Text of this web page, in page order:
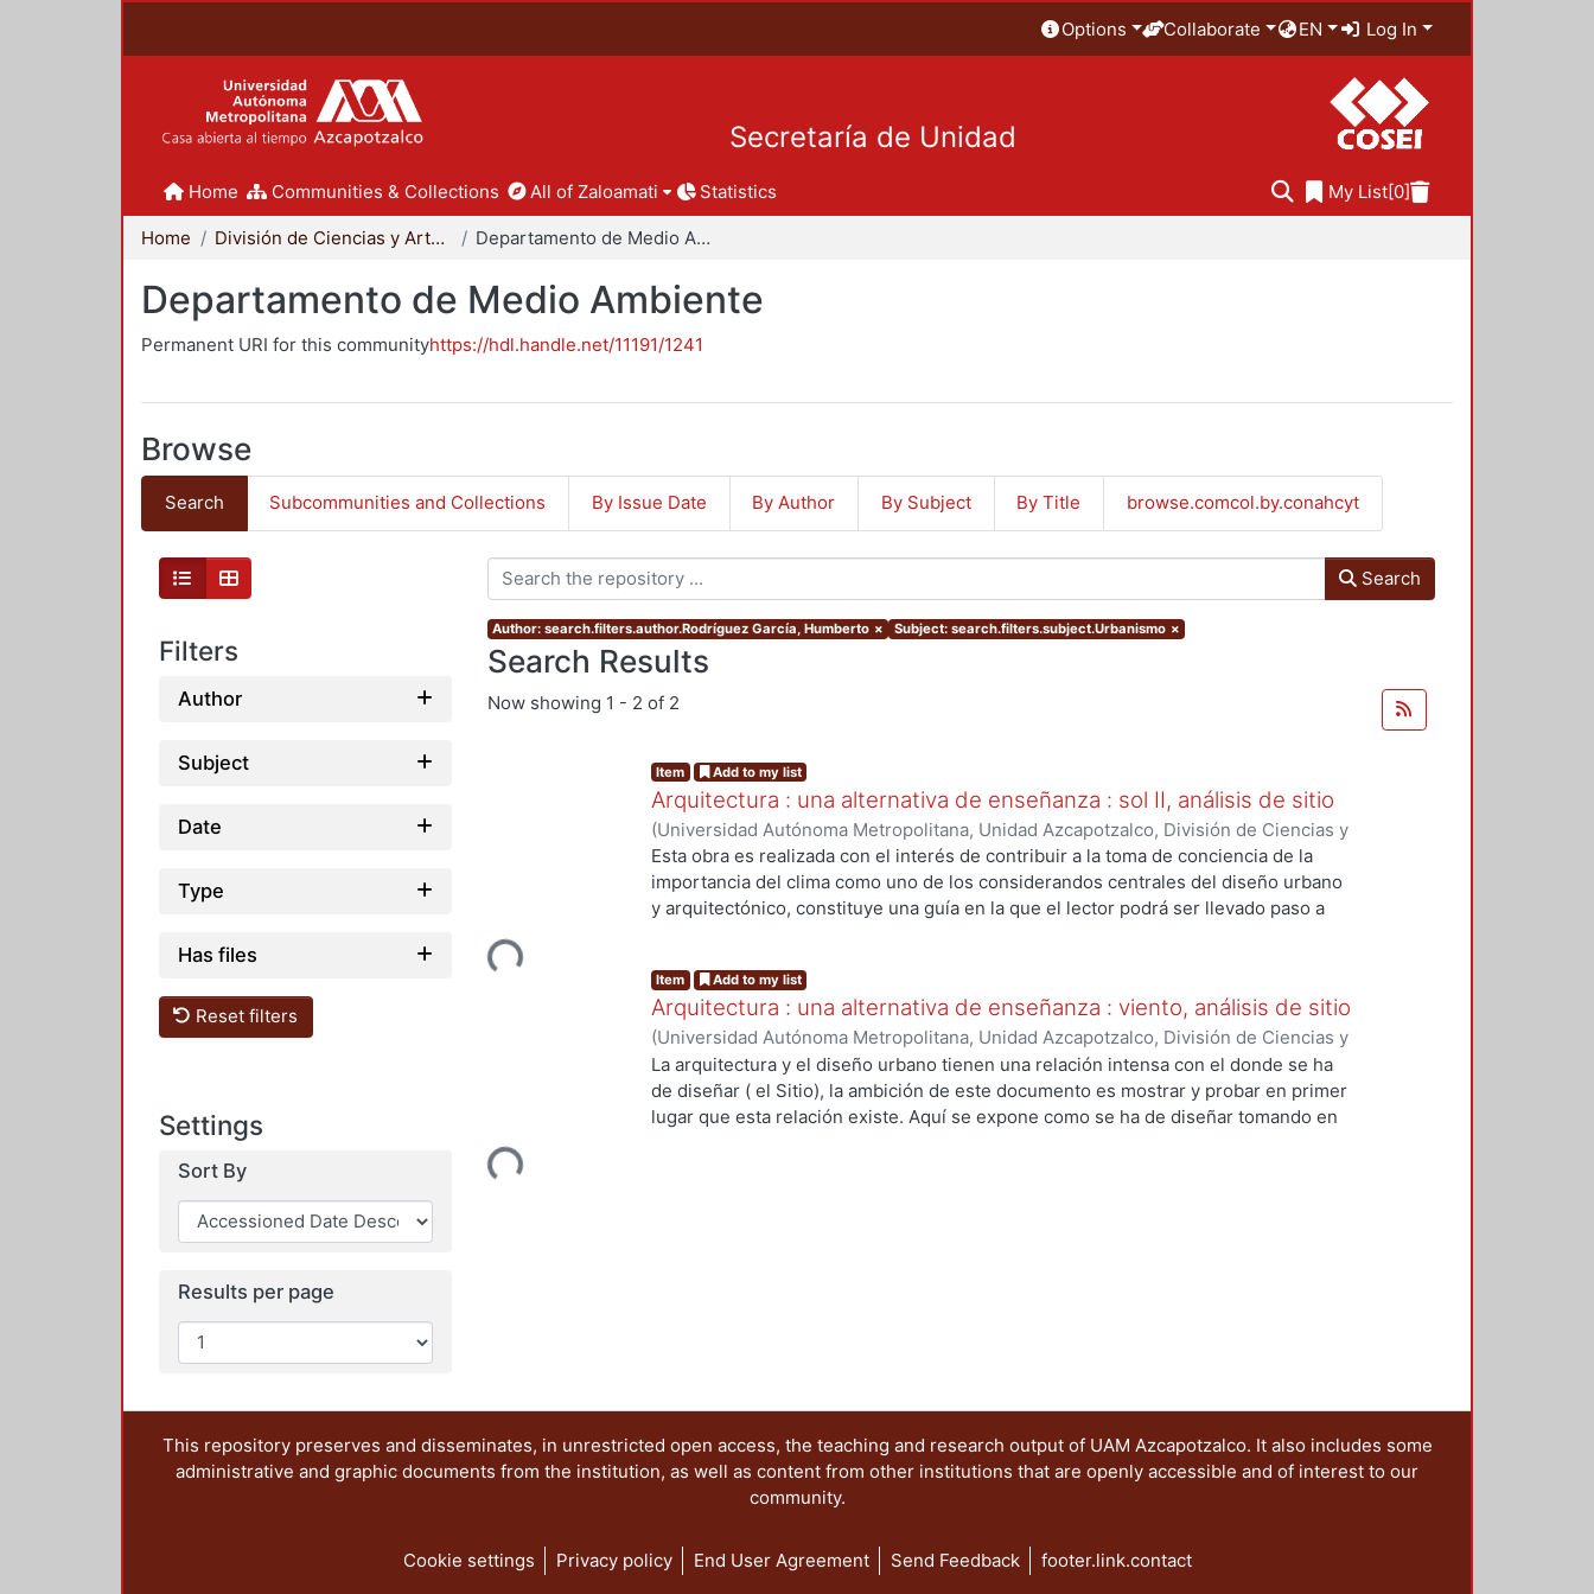
Options Collaborate EN Log In
Secretaría de Unidad
Home Communities & Collections All of Zaloamati Statistics My List[0]
Home División de Ciencias y Artes para el Diseño Departamento de Medio Ambiente
Departamento de Medio Ambiente
Permanent URI for this communityhttps://hdl.handle.net/11191/1241
Browse
Search Subcommunities and Collections By Issue Date By Author By Subject By Title browse.comcol.by.conahcyt
Filters
Author
Subject
Date
Type
Has files
Reset filters
Settings
Sort By
Results per page
Search
Author: search.filters.author.Rodríguez García, Humberto × Subject: search.filters.subject.Urbanismo ×
Search Results
Now showing 1 - 2 of 2
Loading...
Item Add to my list
Arquitectura : una alternativa de enseñanza : sol II, análisis de sitio
(Universidad Autónoma Metropolitana, Unidad Azcapotzalco, División de Ciencias y
Artes para el Diseño, Departamento de Medio ambiente,1993)Rodríguez García,
Humberto;Sandoval Martiñon, Ma. Lourdes
Esta obra es realizada con el interés de contribuir a la toma de conciencia de la
importancia del clima como uno de los considerandos centrales del diseño urbano
y arquitectónico, constituye una guía en la que el lector podrá ser llevado paso a
base el diseñador podrá establecer los mecanismos de control de asoleamiento
convenientes en cada paso particular de diseño.
Loading...
Item Add to my list
Arquitectura : una alternativa de enseñanza : viento, análisis de sitio
(Universidad Autónoma Metropolitana, Unidad Azcapotzalco, División de Ciencias y
Artes para el Diseño, Departamento de Medio ambiente,1993 )Rodríguez García,
Humberto; Sandoval Martiñon, Ma. Lourdes
La arquitectura y el diseño urbano tienen una relación intensa con el donde se ha
de diseñar ( el Sitio), la ambición de este documento es mostrar y probar en primer
lugar que esta relación existe. Aquí se expone como se ha de diseñar tomando en
This repository preserves and disseminates, in unrestricted open access, the teaching and research output of UAM Azcapotzalco. It also includes some
administrative and graphic documents from the institution, as well as content from other institutions that are openly accessible and of interest to our
community.
Cookie settings Privacy policy End User Agreement Send Feedback footer.link.contact